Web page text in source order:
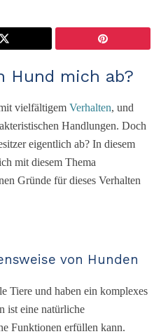
Hund mich ab?
vielfältigem Verhalten, und
Handlungen. Doch
eigentlich ab? In diesem
mit diesem Thema
Gründe für dieses Verhalten
von Hunden
Tiere und haben ein komplexes
ist eine natürliche
Funktionen erfüllen kann.